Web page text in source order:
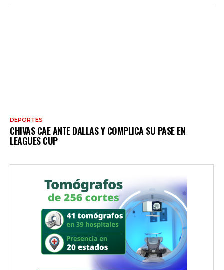
DEPORTES
CHIVAS CAE ANTE DALLAS Y COMPLICA SU PASE EN
LEAGUES CUP